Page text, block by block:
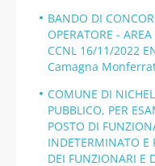
BANDO DI
OPERATORE -
CCNL 16/11/2022
Camagna
COMUNE DI
PUBBLICO, PER
POSTO DI
INDETERMINATO E
DEI FUNZIONARI E